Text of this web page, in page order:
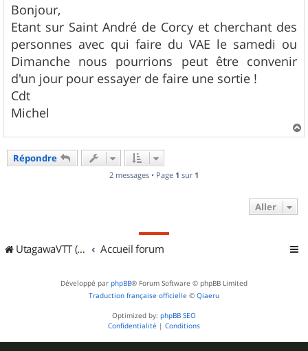
s
s
a
g
e
Bonjour,
Etant sur Saint André de Corcy et cherchant des
personnes avec qui faire du VAE le samedi ou
Dimanche nous pourrions peut être convenir
d'un jour pour essayer de faire une sortie !
Cdt
Michel
a
Répondre
2 messages • Page 1 sur 1
Aller
UtagawaVTT (Randos VTT et VTTAE avec traces GPS) Accueil forum
Développé par phpBB® Forum Software © phpBB Limited
Traduction française officielle © Qiaeru
Optimized by: phpBB SEO
Confidentialité | Conditions